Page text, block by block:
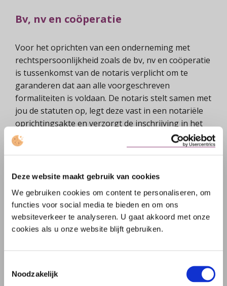
Deze website maakt gebruik van cookies
We gebruiken cookies om content te personaliseren, om
functies voor social media te bieden en om ons
websiteverkeer te analyseren. U gaat akkoord met onze
cookies als u onze website blijft gebruiken.
Noodzakelijk
Bv, nv en coöperatie
Voor het oprichten van een onderneming met
rechtspersoonlijkheid zoals de bv, nv en coöperatie
is tussenkomst van de notaris verplicht om te
garanderen dat aan alle voorgeschreven
formaliteiten is voldaan. De notaris stelt samen met
jou de statuten op, legt deze vast in een notariële
oprichtingsakte en verzorgt de inschrijving in het
Handelsregister van de Kamer van Koophandel.
Indien gewenst, helpt de notaris met het opstellen
participatieovereenkomst.
Voorkomen van misbruik
schakel die ervoor waakt dat een rechtspersoon